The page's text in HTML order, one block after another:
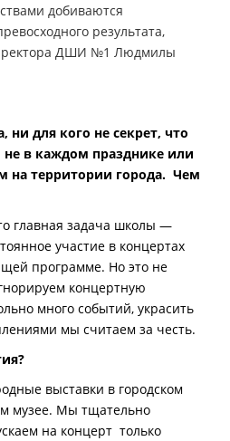
добиваются
результата,
ДШИ №1 Людмилы
для кого не секрет, что
в каждом празднике или
на территории города. Чем
главная задача школы —
участие в концертах
программе. Но это не
концертную
много событий, украсить
мы считаем за честь.
выставки в городском
музее. Мы тщательно
на концерт только